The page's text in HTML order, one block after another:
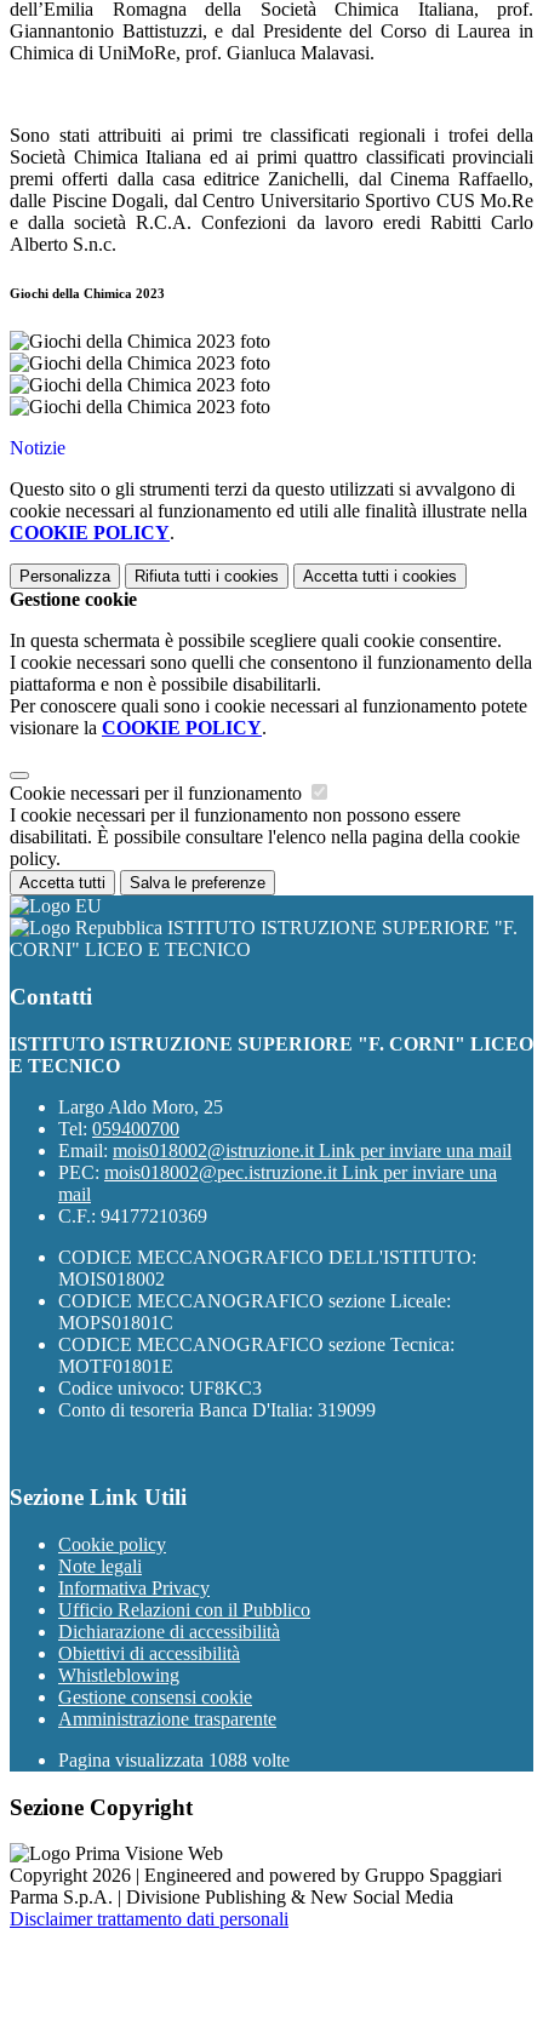
dell’Emilia Romagna della Società Chimica Italiana, prof.
Giannantonio Battistuzzi, e dal Presidente del Corso di Laurea in
Chimica di UniMoRe, prof. Gianluca Malavasi.
Sono stati attribuiti ai primi tre classificati regionali i trofei della
Società Chimica Italiana ed ai primi quattro classificati provinciali
premi offerti dalla casa editrice Zanichelli, dal Cinema Raffaello,
dalle Piscine Dogali, dal Centro Universitario Sportivo CUS Mo.Re
e dalla società R.C.A. Confezioni da lavoro eredi Rabitti Carlo
Alberto S.n.c.
Giochi della Chimica 2023
Notizie
Questo sito o gli strumenti terzi da questo utilizzati si avvalgono di
cookie necessari al funzionamento ed utili alle finalità illustrate nella
COOKIE POLICY.
Personalizza Rifiuta tutti i cookies Accetta tutti i cookies
Gestione cookie
In questa schermata è possibile scegliere quali cookie consentire.
I cookie necessari sono quelli che consentono il funzionamento della
piattaforma e non è possibile disabilitarli.
Per conoscere quali sono i cookie necessari al funzionamento potete
visionare la COOKIE POLICY.
Cookie necessari per il funzionamento
I cookie necessari per il funzionamento non possono essere
disabilitati. È possibile consultare l'elenco nella pagina della cookie
policy.
Accetta tutti Salva le preferenze
ISTITUTO ISTRUZIONE SUPERIORE "F.
CORNI" LICEO E TECNICO
Contatti
ISTITUTO ISTRUZIONE SUPERIORE "F. CORNI" LICEO
E TECNICO
Largo Aldo Moro, 25
Tel: 059400700
Email: mois018002@istruzione.it Link per inviare una mail
PEC: mois018002@pec.istruzione.it Link per inviare una
mail
C.F.: 94177210369
CODICE MECCANOGRAFICO DELL'ISTITUTO:
MOIS018002
CODICE MECCANOGRAFICO sezione Liceale:
MOPS01801C
CODICE MECCANOGRAFICO sezione Tecnica:
MOTF01801E
Codice univoco: UF8KC3
Conto di tesoreria Banca D'Italia: 319099
Sezione Link Utili
Cookie policy
Note legali
Informativa Privacy
Ufficio Relazioni con il Pubblico
Dichiarazione di accessibilità
Obiettivi di accessibilità
Whistleblowing
Gestione consensi cookie
Amministrazione trasparente
Pagina visualizzata 1088 volte
Sezione Copyright
Copyright 2026 | Engineered and powered by Gruppo Spaggiari
Parma S.p.A. | Divisione Publishing & New Social Media
Disclaimer trattamento dati personali